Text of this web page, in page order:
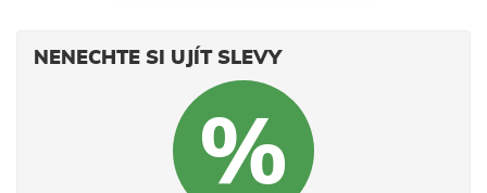
NENECHTE SI UJÍT SLEVY